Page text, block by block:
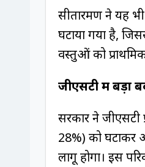
सीतारमण ने यह
घटाया गया है,
वस्तुओं को
जीएसटी में बड़ा
सरकार ने
28%) को घटाकर
लागू होगा। इस